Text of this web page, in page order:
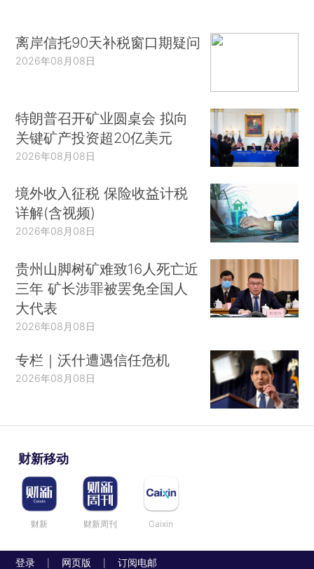
离岸信托90天补税窗口期疑问
2026年08月08日
特朗普召开矿业圆桌会 拟向
关键矿产投资超20亿美元
2026年08月08日
境外收入征税 保险收益计税
详解(含视频)
2026年08月08日
贵州山脚树矿难致16人死亡近
三年 矿长涉罪被罢免全国人
大代表
2026年08月08日
专栏｜沃什遭遇信任危机
2026年08月08日
财新移动
财新 财新周刊 Caixin
登录 网页版 订阅电邮